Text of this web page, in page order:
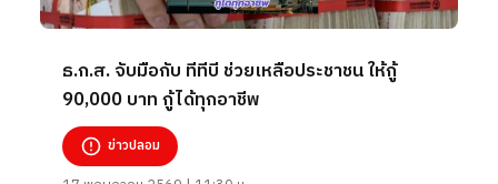
ธ.ก.ส. จับมือกับ ทีทีบี ช่วยเหลือประชาชน ให้กู้
90,000 บาท กู้ได้ทุกอาชีพ
ข่าวปลอม